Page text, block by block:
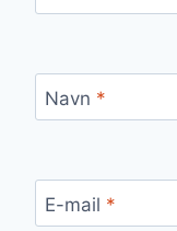
Navn *
E-mail *